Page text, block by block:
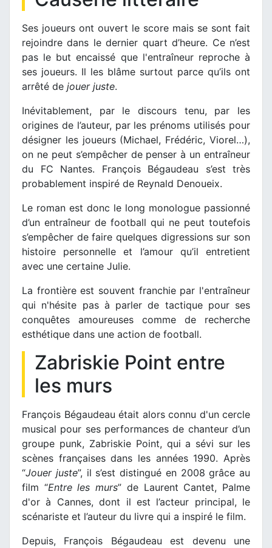
Ses joueurs ont ouvert le score mais se sont fait
rejoindre dans le dernier quart d’heure. Ce n’est
pas le but encaissé que l'entraîneur reproche à
ses joueurs. Il les blâme surtout parce qu’ils ont
arrêté de jouer juste.
Inévitablement, par le discours tenu, par les
origines de l’auteur, par les prénoms utilisés pour
désigner les joueurs (Michael, Frédéric, Viorel…),
on ne peut s’empêcher de penser à un entraîneur
du FC Nantes. François Bégaudeau s’est très
probablement inspiré de Reynald Denoueix.
Le roman est donc le long monologue passionné
d’un entraîneur de football qui ne peut toutefois
s’empêcher de faire quelques digressions sur son
histoire personnelle et l’amour qu’il entretient
avec une certaine Julie.
La frontière est souvent franchie par l'entraîneur
qui n'hésite pas à parler de tactique pour ses
conquêtes amoureuses comme de recherche
esthétique dans une action de football.
Zabriskie Point entre
les murs
François Bégaudeau était alors connu d'un cercle
musical pour ses performances de chanteur d’un
groupe punk, Zabriskie Point, qui a sévi sur les
scènes françaises dans les années 1990. Après
“Jouer juste”, il s’est distingué en 2008 grâce au
film “Entre les murs” de Laurent Cantet, Palme
d'or à Cannes, dont il est l’acteur principal, le
scénariste et l’auteur du livre qui a inspiré le film.
Depuis, François Bégaudeau est devenu une